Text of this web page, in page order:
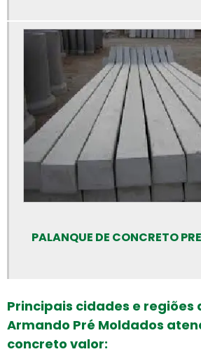
Calha de concreto preço
Calhas de concreto
Canaleta de concreto 14x19x39
Canaleta de concreto de 30 cm
Canaleta de concreto preço
Canaleta de concreto tipo u
Canaleta de concreto valor
Cano de cimento preço
Empresa de artefatos de concreto
Empresa de meio fio
PALANQUE DE CONCRETO
Principais cidades e regiões
Armando Pré Moldados
concreto valor: